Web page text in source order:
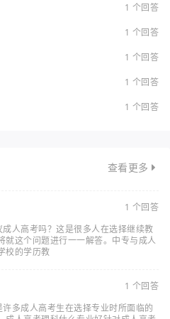
1 个回答
1 个回答
1 个回答
1 个回答
1 个回答
查看更多
1 个回答
人高考吗？这是很多人在选择继续教
就这个问题进行一一解答。中专与成人
校的学历教
1 个回答
多成人高考生在选择专业时所面临的